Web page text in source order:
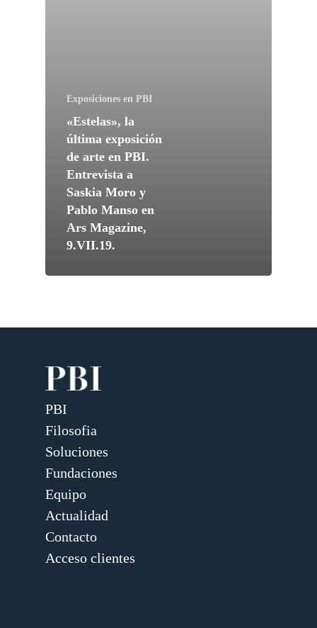
Exposiciones en PBI
«Estelas», la
última exposición
de arte en PBI.
Entrevista a
Saskia Moro y
Pablo Manso en
Ars Magazine,
9.VII.19.
PBI
Filosofia
Soluciones
Fundaciones
Equipo
Actualidad
Contacto
Acceso clientes